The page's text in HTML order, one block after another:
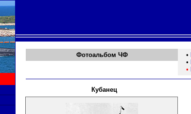
Фотоальбом ЧФ •
•
•
Кубанец